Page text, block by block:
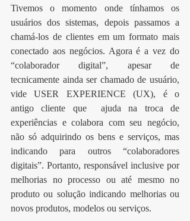
Tivemos o momento onde tínhamos os
usuários dos sistemas, depois passamos a
chamá-los de clientes em um formato mais
conectado aos negócios. Agora é a vez do
“colaborador digital”, apesar de
tecnicamente ainda ser chamado de usuário,
vide USER EXPERIENCE (UX), é o
antigo cliente que  ajuda na troca de
experiências e colabora com seu negócio,
não só adquirindo os bens e serviços, mas
indicando para outros “colaboradores
digitais”. Portanto, responsável inclusive por
melhorias no processo ou até mesmo no
produto ou solução indicando melhorias ou
novos produtos, modelos ou serviços.